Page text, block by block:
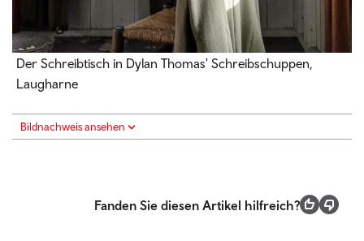
Der Schreibtisch in Dylan Thomas' Schreibschuppen,
Laugharne
Bildnachweis ansehen
Fanden Sie diesen Artikel hilfreich?